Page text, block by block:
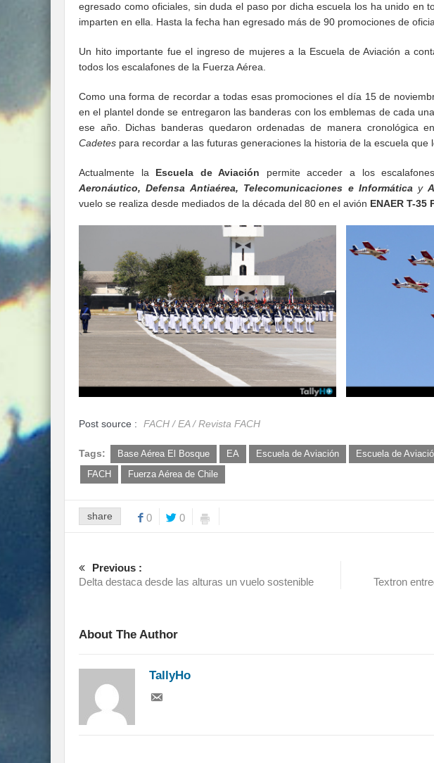
egresado como oficiales, sin duda el paso por dicha escuela los ha unido en
imparten en ella. Hasta la fecha han egresado más de 90 promociones de
Un hito importante fue el ingreso de mujeres a la Escuela de Aviación a
todos los escalafones de la Fuerza Aérea.
Como una forma de recordar a todas esas promociones el día 15 de
en el plantel donde se entregaron las banderas con los emblemas de cada
ese año. Dichas banderas quedaron ordenadas de manera cronológica
Cadetes para recordar a las futuras generaciones la historia de la escuela que
Actualmente la Escuela de Aviación permite acceder a los
Aeronáutico, Defensa Antiaérea, Telecomunicaciones e Informáticay
vuelo se realiza desde mediados de la década del 80 en el avión ENAER T-35
Post source : FACH / EA / Revista FACH
Tags: Base Aérea El Bosque EA Escuela de Aviación
Escuela de
FACH
Fuerza Aérea de Chile
share 0 0
Previous :
Delta destaca desde las alturas un vuelo sostenible
Textron
About The Author
TallyHo